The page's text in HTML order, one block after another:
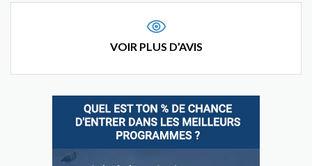
VOIR PLUS D’AVIS